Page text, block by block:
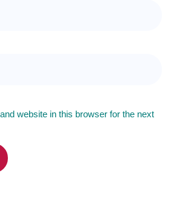
website in this browser for the next